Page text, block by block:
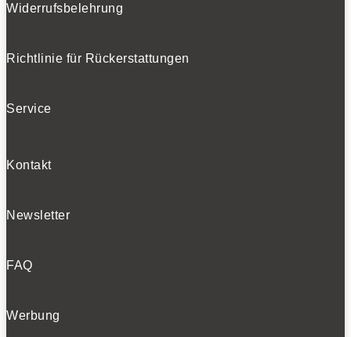
Widerrufsbelehrung
Richtlinie für Rückerstattungen
Service
Kontakt
Newsletter
FAQ
Werbung